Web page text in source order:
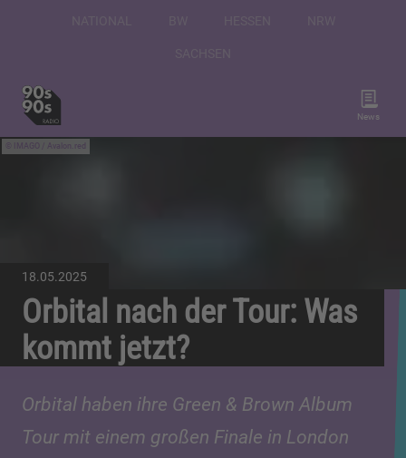
News
IMAGO / Avalon.red
18.05.2025
Orbital nach der Tour: Was
kommt jetzt?
Orbital haben ihre Green & Brown Album
Tour mit einem großen Finale in London